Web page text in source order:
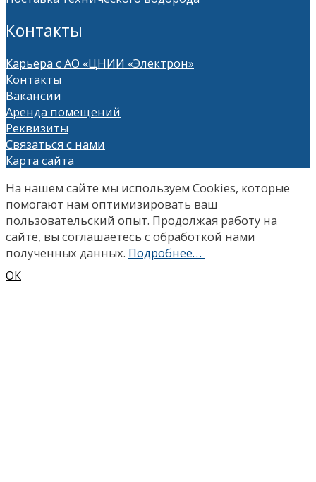
Контакты
Карьера с АО «ЦНИИ «Электрон»
Контакты
Вакансии
Аренда помещений
Реквизиты
Связаться с нами
Карта сайта
На нашем сайте мы используем Сookies, которые
помогают нам оптимизировать ваш
пользовательский опыт. Продолжая работу на
сайте, вы соглашаетесь с обработкой нами
полученных данных. Подробнее…
ОК